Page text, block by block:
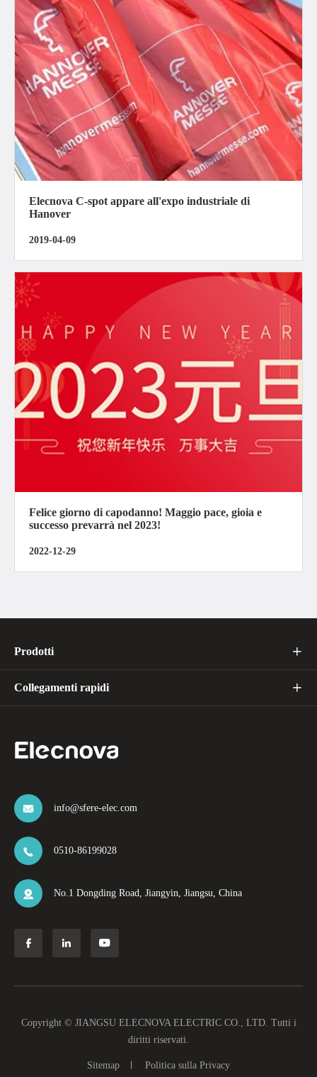
Elecnova C-spot appare all'expo industriale di
Hanover
2019-04-09
Felice giorno di capodanno! Maggio pace, gioia e
successo prevarrà nel 2023!
2022-12-29
Prodotti 
Collegamenti rapidi 
 info@sfere-elec.com
 0510-86199028
 No.1 Dongding Road, Jiangyin, Jiangsu, China
  
Copyright © JIANGSU ELECNOVA ELECTRIC CO., LTD. Tutti i
diritti riservati.
Sitemap Politica sulla Privacy